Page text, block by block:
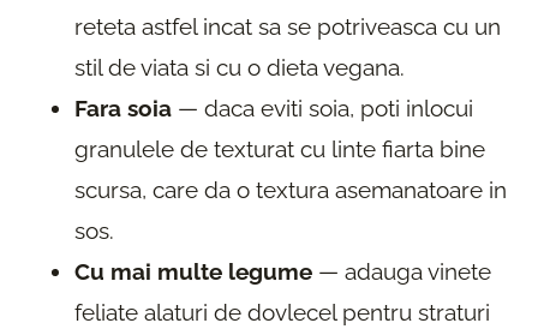
reteta astfel incat sa se potriveasca cu un
stil de viata si cu o dieta vegana.
Fara soia — daca eviti soia, poti inlocui
granulele de texturat cu linte fiarta bine
scursa, care da o textura asemanatoare in
sos.
Cu mai multe legume — adauga vinete
feliate alaturi de dovlecel pentru straturi